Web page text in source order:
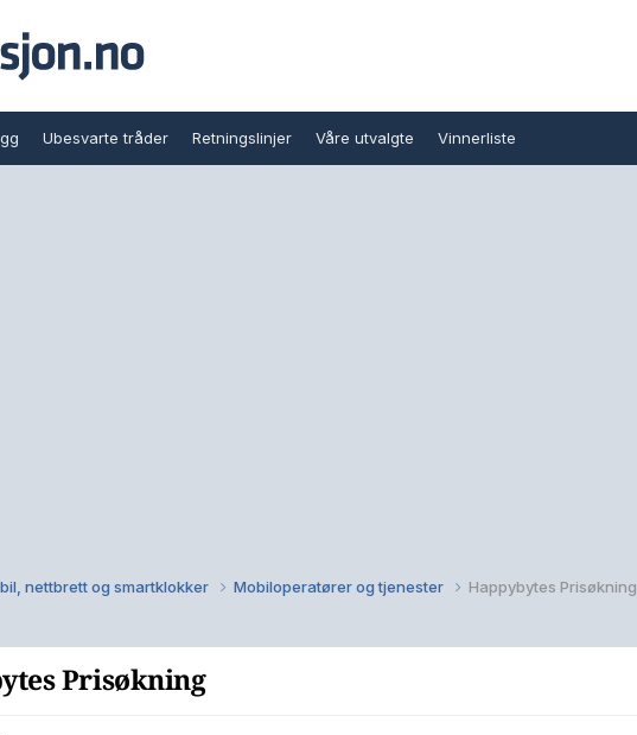
Ubesvarte tråder Retningslinjer Våre utvalgte Vinnerliste
nettbrett og smartklokker Mobiloperatører og tjenester Happybytes Prisøkning
Prisøkning